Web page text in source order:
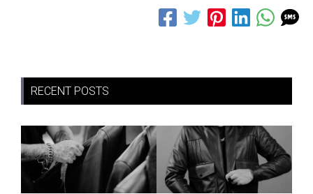
RECENT POSTS